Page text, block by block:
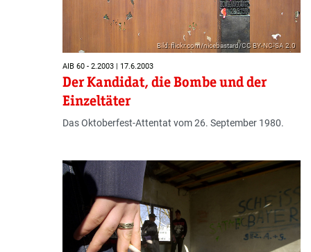
Bild: flickr.com/nicebastard/CC BY-NC-SA 2.0
AIB 60 - 2.2003 | 17.6.2003
Der Kandidat, die Bombe und der
Einzeltäter
Das Oktoberfest-Attentat vom 26. September 1980.